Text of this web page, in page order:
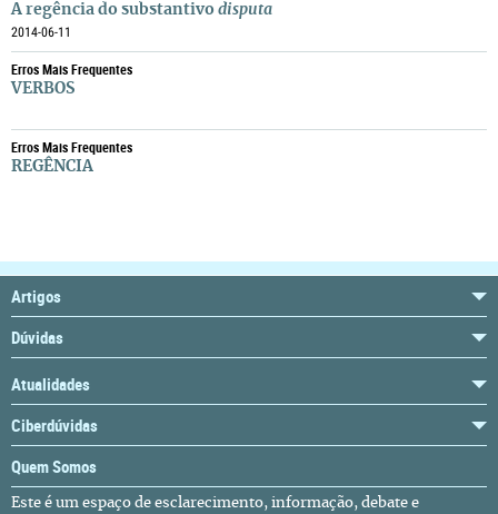
A regência do substantivo disputa
2014-06-11
Erros Mais Frequentes
VERBOS
Erros Mais Frequentes
REGÊNCIA
Artigos
Dúvidas
Atualidades
Ciberdúvidas
Quem Somos
Este é um espaço de esclarecimento, informação, debate e